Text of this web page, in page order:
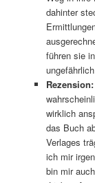
dahinter
führen sie
Rezension:
wirklich
das Buch
Verlages
ich mir
bin mir